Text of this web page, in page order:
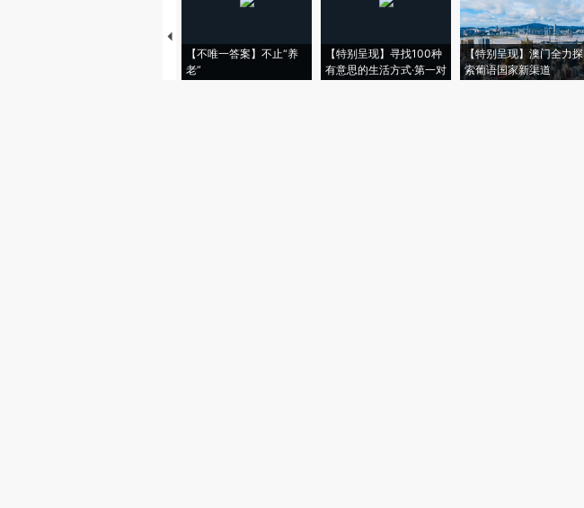
【不唯一答案】不止“养
老”
【特别呈现】寻找100种
有意思的生活方式·第一对
【特别呈现】澳门全力探
索葡语国家新渠道